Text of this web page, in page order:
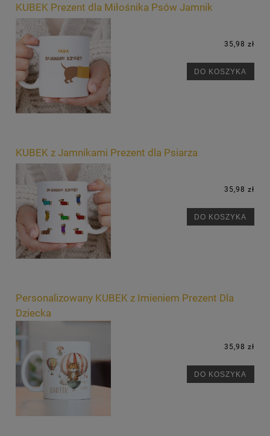
KUBEK Prezent dla Miłośnika Psów Jamnik
35,98 zł
DO KOSZYKA
KUBEK z Jamnikami Prezent dla Psiarza
35,98 zł
DO KOSZYKA
Personalizowany KUBEK z Imieniem Prezent Dla
Dziecka
35,98 zł
DO KOSZYKA